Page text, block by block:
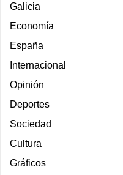
Galicia
Economía
España
Internacional
Opinión
Deportes
Sociedad
Cultura
Gráficos